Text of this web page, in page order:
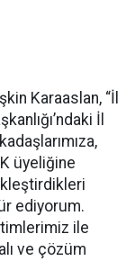
Karaaslan, “İl
İl
üyeliğine
ediyorum.
ile
ve çözüm